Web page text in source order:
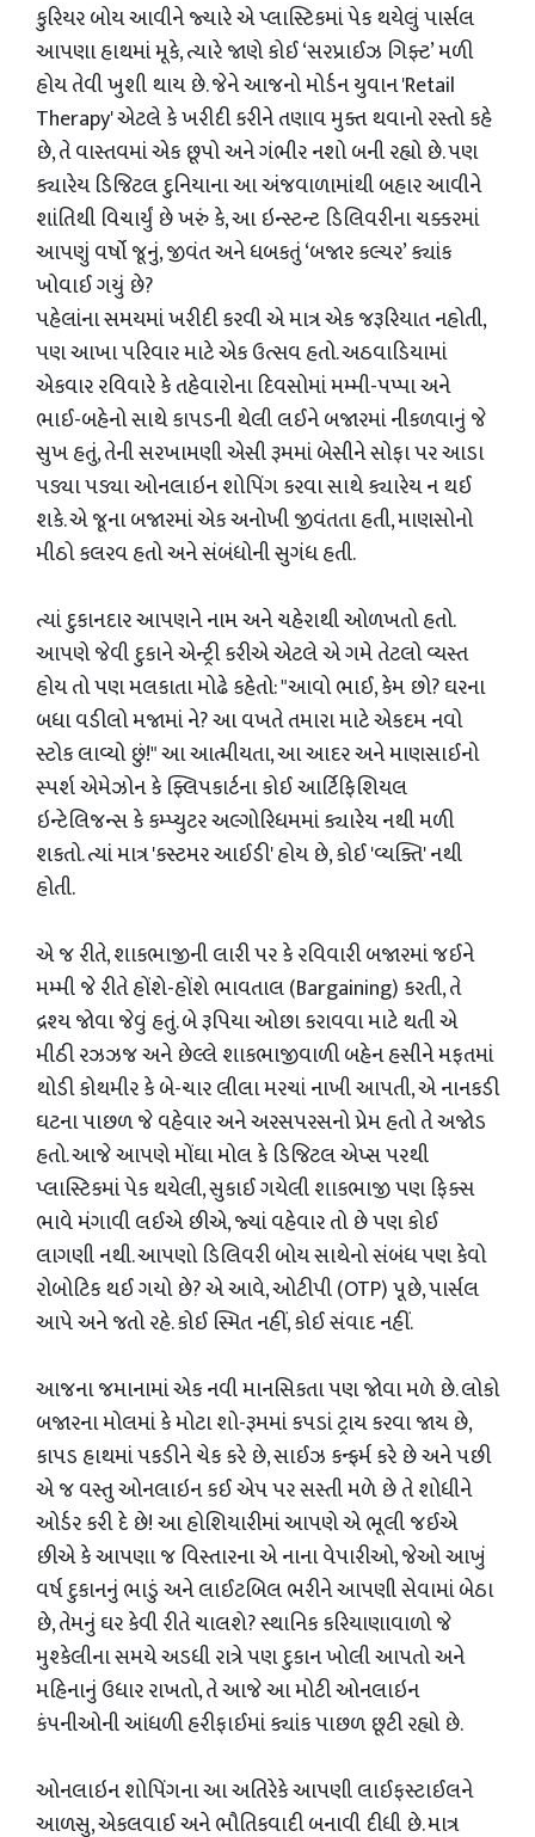
કુરિયર બોય આવીને જ્યારે એ પ્લાસ્ટિકમાં પેક થયેલું પાર્સલ
આપણા હાથમાં મૂકે, ત્યારે જાણે કોઈ ‘સરપ્રાઈઝ ગિફ્ટ’ મળી
હોય તેવી ખુશી થાય છે. જેને આજનો મોર્ડન યુવાન 'Retail
Therapy' એટલે કે ખરીદી કરીને તણાવ મુક્ત થવાનો રસ્તો કહે
છે, તે વાસ્તવમાં એક છૂપો અને ગંભીર નશો બની રહ્યો છે. પણ
ક્યારેય ડિજિટલ દુનિયાના આ અંજવાળામાંથી બહાર આવીને
શાંતિથી વિચાર્યું છે ખરું કે, આ ઇન્સ્ટન્ટ ડિલિવરીના ચક્કરમાં
આપણું વર્ષો જૂનું, જીવંત અને ધબકતું ‘બજાર કલ્ચર’ ક્યાંક
ખોવાઈ ગયું છે?
પહેલાંના સમયમાં ખરીદી કરવી એ માત્ર એક જરૂરિયાત નહોતી,
પણ આખા પરિવાર માટે એક ઉત્સવ હતો. અઠવાડિયામાં
એકવાર રવિવારે કે તહેવારોના દિવસોમાં મમ્મી-પપ્પા અને
ભાઈ-બહેનો સાથે કાપડની થેલી લઈને બજારમાં નીકળવાનું જે
સુખ હતું, તેની સરખામણી એસી રૂમમાં બેસીને સોફા પર આડા
પડ્યા પડ્યા ઓનલાઇન શોપિંગ કરવા સાથે ક્યારેય ન થઈ
શકે. એ જૂના બજારમાં એક અનોખી જીવંતતા હતી, માણસોનો
મીઠો કલરવ હતો અને સંબંધોની સુગંધ હતી.
ત્યાં દુકાનદાર આપણને નામ અને ચહેરાથી ઓળખતો હતો.
આપણે જેવી દુકાને એન્ટ્રી કરીએ એટલે એ ગમે તેટલો વ્યસ્ત
હોય તો પણ મલકાતા મોઢે કહેતો: "આવો ભાઈ, કેમ છો? ઘરના
બધા વડીલો મજામાં ને? આ વખતે તમારા માટે એકદમ નવો
સ્ટોક લાવ્યો છું!" આ આત્મીયતા, આ આદર અને માણસાઈનો
સ્પર્શ એમેઝોન કે ફ્લિપકાર્ટના કોઈ આર્ટિફિશિયલ
ઇન્ટેલિજન્સ કે કમ્પ્યુટર અલ્ગોરિધમમાં ક્યારેય નથી મળી
શકતો. ત્યાં માત્ર 'કસ્ટમર આઈડી' હોય છે, કોઈ 'વ્યક્તિ' નથી
હોતી.
એ જ રીતે, શાકભાજીની લારી પર કે રવિવારી બજારમાં જઈને
મમ્મી જે રીતે હોંશે-હોંશે ભાવતાલ (Bargaining) કરતી, તે
દ્રશ્ય જોવા જેવું હતું. બે રૂપિયા ઓછા કરાવવા માટે થતી એ
મીઠી રઝઝજ અને છેલ્લે શાકભાજીવાળી બહેન હસીને મફતમાં
થોડી કોથમીર કે બે-ચાર લીલા મરચાં નાખી આપતી, એ નાનકડી
ઘટના પાછળ જે વહેવાર અને અરસપરસનો પ્રેમ હતો તે અજોડ
હતો. આજે આપણે મોંઘા મોલ કે ડિજિટલ એપ્સ પરથી
પ્લાસ્ટિકમાં પેક થયેલી, સુકાઈ ગયેલી શાકભાજી પણ ફિક્સ
ભાવે મંગાવી લઈએ છીએ, જ્યાં વહેવાર તો છે પણ કોઈ
લાગણી નથી. આપણો ડિલિવરી બોય સાથેનો સંબંધ પણ કેવો
રોબોટિક થઈ ગયો છે? એ આવે, ઓટીપી (OTP) પૂછે, પાર્સલ
આપે અને જતો રહે. કોઈ સ્મિત નહીં, કોઈ સંવાદ નહીં.
આજના જમાનામાં એક નવી માનસિકતા પણ જોવા મળે છે. લોકો
બજારના મોલમાં કે મોટા શો-રૂમમાં કપડાં ટ્રાય કરવા જાય છે,
કાપડ હાથમાં પકડીને ચેક કરે છે, સાઈઝ કન્ફર્મ કરે છે અને પછી
એ જ વસ્તુ ઓનલાઇન કઈ એપ પર સસ્તી મળે છે તે શોધીને
ઓર્ડર કરી દે છે! આ હોશિયારીમાં આપણે એ ભૂલી જઈએ
છીએ કે આપણા જ વિસ્તારના એ નાના વેપારીઓ, જેઓ આખું
વર્ષ દુકાનનું ભાડું અને લાઈટબિલ ભરીને આપણી સેવામાં બેઠા
છે, તેમનું ઘર કેવી રીતે ચાલશે? સ્થાનિક કરિયાણાવાળો જે
મુશ્કેલીના સમયે અડધી રાત્રે પણ દુકાન ખોલી આપતો અને
મહિનાનું ઉધાર રાખતો, તે આજે આ મોટી ઓનલાઇન
કંપનીઓની આંધળી હરીફાઈમાં ક્યાંક પાછળ છૂટી રહ્યો છે.
ઓનલાઇન શોપિંગના આ અતિરેકે આપણી લાઈફસ્ટાઈલને
આળસુ, એકલવાઈ અને ભૌતિકવાદી બનાવી દીધી છે. માત્ર